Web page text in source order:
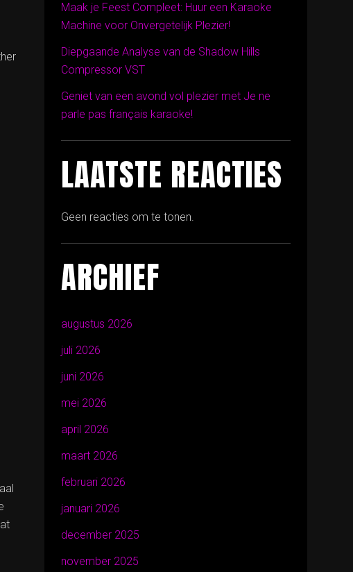
Maak je Feest Compleet: Huur een Karaoke
Machine voor Onvergetelijk Plezier!
Diepgaande Analyse van de Shadow Hills
Compressor VST
Geniet van een avond vol plezier met Je ne
parle pas français karaoke!
LAATSTE REACTIES
Geen reacties om te tonen.
ARCHIEF
augustus 2026
juli 2026
juni 2026
mei 2026
april 2026
maart 2026
februari 2026
januari 2026
december 2025
november 2025